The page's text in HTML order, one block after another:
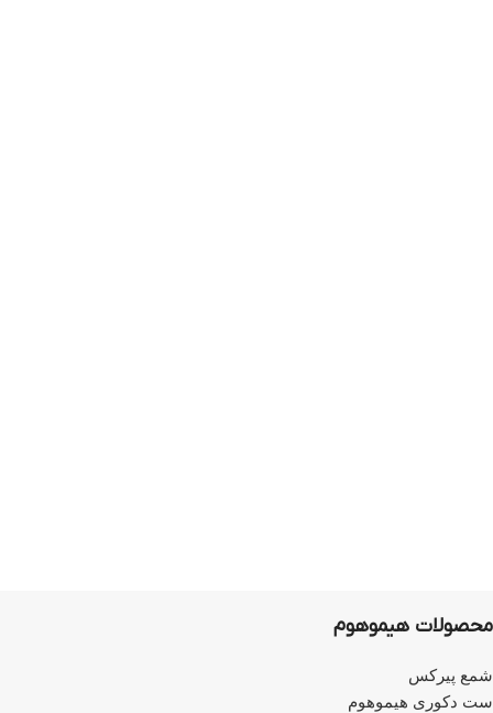
محصولات هیموهوم
شمع پیرکس
ست دکوری هیموهوم